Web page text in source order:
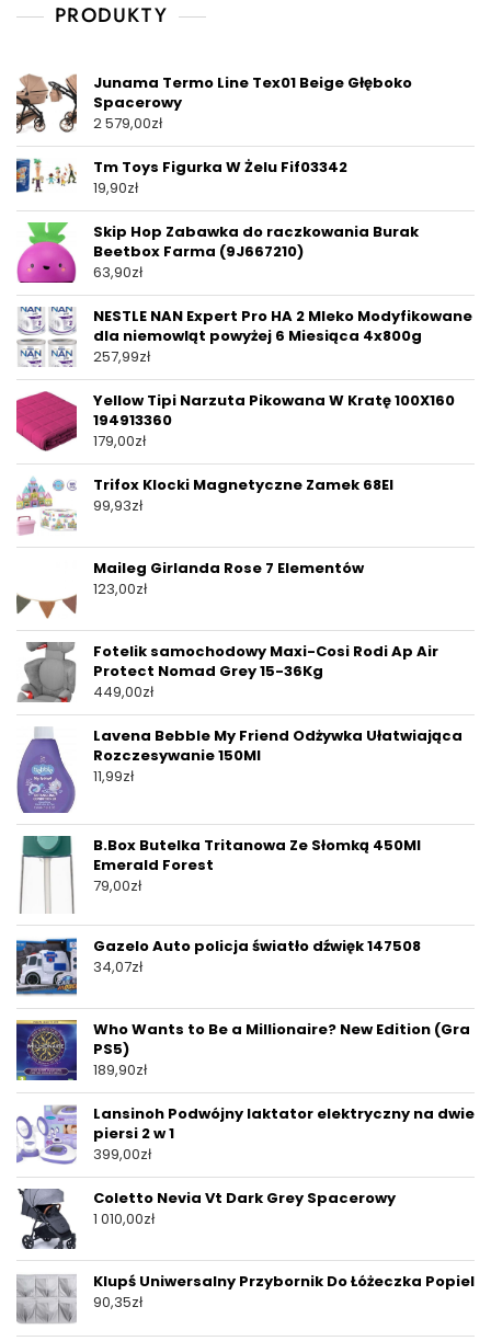
PRODUKTY
Junama Termo Line Tex01 Beige Głęboko
Spacerowy
2 579,00zł
Tm Toys Figurka W Żelu Fif03342
19,90zł
Skip Hop Zabawka do raczkowania Burak
Beetbox Farma (9J667210)
63,90zł
NESTLE NAN Expert Pro HA 2 Mleko Modyfikowane
dla niemowląt powyżej 6 Miesiąca 4x800g
257,99zł
Yellow Tipi Narzuta Pikowana W Kratę 100X160
194913360
179,00zł
Trifox Klocki Magnetyczne Zamek 68El
99,93zł
Maileg Girlanda Rose 7 Elementów
123,00zł
Fotelik samochodowy Maxi-Cosi Rodi Ap Air
Protect Nomad Grey 15-36Kg
449,00zł
Lavena Bebble My Friend Odżywka Ułatwiająca
Rozczesywanie 150Ml
11,99zł
B.Box Butelka Tritanowa Ze Słomką 450Ml
Emerald Forest
79,00zł
Gazelo Auto policja światło dźwięk 147508
34,07zł
Who Wants to Be a Millionaire? New Edition (Gra
PS5)
189,90zł
Lansinoh Podwójny laktator elektryczny na dwie
piersi 2 w 1
399,00zł
Coletto Nevia Vt Dark Grey Spacerowy
1 010,00zł
Klupś Uniwersalny Przybornik Do Łóżeczka Popiel
90,35zł